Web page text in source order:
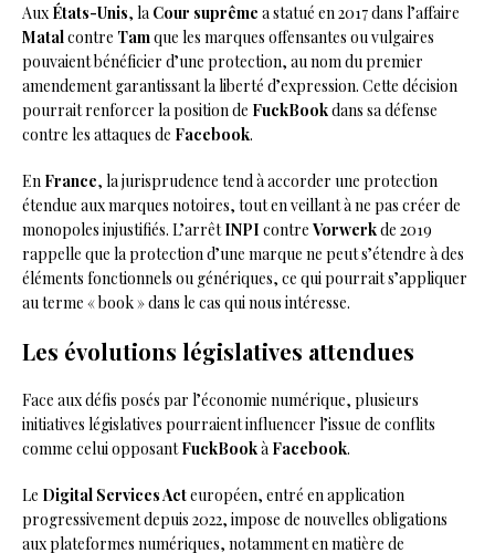
Aux États-Unis, la Cour suprême a statué en 2017 dans l’affaire
Matalcontre Tamque les marques offensantes ou vulgaires
pouvaient bénéficier d’une protection, au nom du premier
amendement garantissant la liberté d’expression. Cette décision
pourrait renforcer la position de FuckBookdans sa défense
contre les attaques de Facebook.
En France, la jurisprudence tend à accorder une protection
étendue aux marques notoires, tout en veillant à ne pas créer de
monopoles injustifiés. L’arrêtINPI contre Vorwerkde 2019
rappelle que la protection d’une marque ne peut s’étendre à des
éléments fonctionnels ou génériques, ce qui pourrait s’appliquer
au terme « book » dans le cas qui nous intéresse.
Les évolutions législatives attendues
Face aux défis posés par l’économie numérique, plusieurs
initiatives législatives pourraient influencer l’issue de conflits
comme celui opposantFuckBookà Facebook.
Le Digital Services Acteuropéen, entré en application
progressivement depuis 2022, impose de nouvelles obligations
aux plateformes numériques, notamment en matière de